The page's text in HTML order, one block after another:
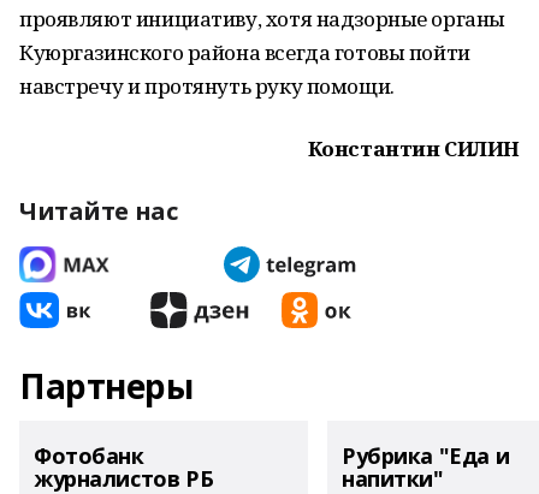
проявляют инициативу, хотя надзорные органы
Куюргазинского района всегда готовы пойти
навстречу и протянуть руку помощи.
Константин СИЛИН
Читайте нас
Партнеры
Фотобанк
журналистов РБ
Рубрика "Еда и
напитки"